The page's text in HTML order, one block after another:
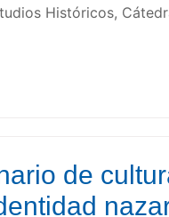
Históricos,
de